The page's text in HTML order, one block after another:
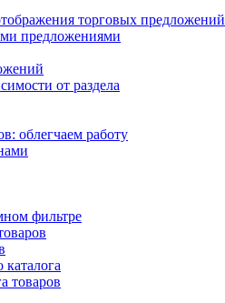
торговых предложений
предложениями
от раздела
облегчаем работу
фильтре
товаров